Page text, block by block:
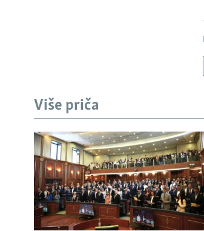
Više priča